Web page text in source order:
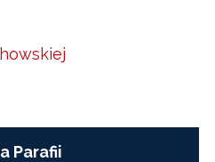
Parafii